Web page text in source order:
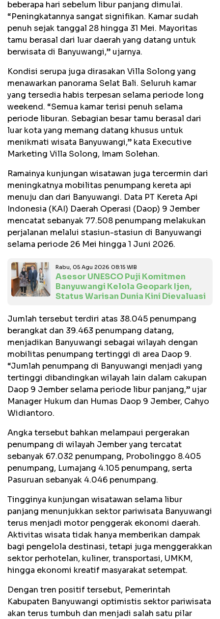
beberapa hari sebelum libur panjang dimulai.
“Peningkatannya sangat signifikan. Kamar sudah
penuh sejak tanggal 28 hingga 31 Mei. Mayoritas
tamu berasal dari luar daerah yang datang untuk
berwisata di Banyuwangi,” ujarnya.
Kondisi serupa juga dirasakan Villa Solong yang
menawarkan panorama Selat Bali. Seluruh kamar
yang tersedia habis terpesan selama periode long
weekend. “Semua kamar terisi penuh selama
periode liburan. Sebagian besar tamu berasal dari
luar kota yang memang datang khusus untuk
menikmati wisata Banyuwangi,” kata Executive
Marketing Villa Solong, Imam Solehan.
Ramainya kunjungan wisatawan juga tercermin dari
meningkatnya mobilitas penumpang kereta api
menuju dan dari Banyuwangi. Data PT Kereta Api
Indonesia (KAI) Daerah Operasi (Daop) 9 Jember
mencatat sebanyak 77.508 penumpang melakukan
perjalanan melalui stasiun-stasiun di Banyuwangi
selama periode 26 Mei hingga 1 Juni 2026.
Rabu, 05 Agu 2026 08:15 WIB
Asesor UNESCO Puji Komitmen
Banyuwangi Kelola Geopark Ijen,
Status Warisan Dunia Kini Dievaluasi
Jumlah tersebut terdiri atas 38.045 penumpang
berangkat dan 39.463 penumpang datang,
menjadikan Banyuwangi sebagai wilayah dengan
mobilitas penumpang tertinggi di area Daop 9.
“Jumlah penumpang di Banyuwangi menjadi yang
tertinggi dibandingkan wilayah lain dalam cakupan
Daop 9 Jember selama periode libur panjang,” ujar
Manager Hukum dan Humas Daop 9 Jember, Cahyo
Widiantoro.
Angka tersebut bahkan melampaui pergerakan
penumpang di wilayah Jember yang tercatat
sebanyak 67.032 penumpang, Probolinggo 8.405
penumpang, Lumajang 4.105 penumpang, serta
Pasuruan sebanyak 4.046 penumpang.
Tingginya kunjungan wisatawan selama libur
panjang menunjukkan sektor pariwisata Banyuwangi
terus menjadi motor penggerak ekonomi daerah.
Aktivitas wisata tidak hanya memberikan dampak
bagi pengelola destinasi, tetapi juga menggerakkan
sektor perhotelan, kuliner, transportasi, UMKM,
hingga ekonomi kreatif masyarakat setempat.
Dengan tren positif tersebut, Pemerintah
Kabupaten Banyuwangi optimistis sektor pariwisata
akan terus tumbuh dan menjadi salah satu pilar